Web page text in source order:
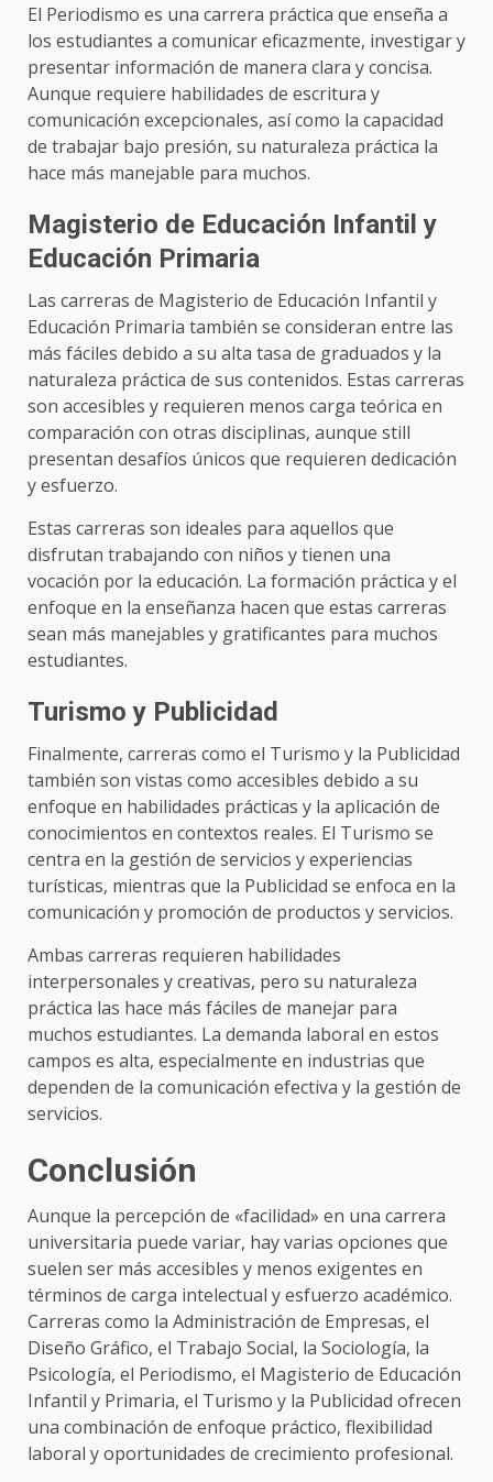
El Periodismo es una carrera práctica que enseña a
los estudiantes a comunicar eficazmente, investigar y
presentar información de manera clara y concisa.
Aunque requiere habilidades de escritura y
comunicación excepcionales, así como la capacidad
de trabajar bajo presión, su naturaleza práctica la
hace más manejable para muchos.
Magisterio de Educación Infantil y
Educación Primaria
Las carreras de Magisterio de Educación Infantil y
Educación Primaria también se consideran entre las
más fáciles debido a su alta tasa de graduados y la
naturaleza práctica de sus contenidos. Estas carreras
son accesibles y requieren menos carga teórica en
comparación con otras disciplinas, aunque still
presentan desafíos únicos que requieren dedicación
y esfuerzo.
Estas carreras son ideales para aquellos que
disfrutan trabajando con niños y tienen una
vocación por la educación. La formación práctica y el
enfoque en la enseñanza hacen que estas carreras
sean más manejables y gratificantes para muchos
estudiantes.
Turismo y Publicidad
Finalmente, carreras como el Turismo y la Publicidad
también son vistas como accesibles debido a su
enfoque en habilidades prácticas y la aplicación de
conocimientos en contextos reales. El Turismo se
centra en la gestión de servicios y experiencias
turísticas, mientras que la Publicidad se enfoca en la
comunicación y promoción de productos y servicios.
Ambas carreras requieren habilidades
interpersonales y creativas, pero su naturaleza
práctica las hace más fáciles de manejar para
muchos estudiantes. La demanda laboral en estos
campos es alta, especialmente en industrias que
dependen de la comunicación efectiva y la gestión de
servicios.
Conclusión
Aunque la percepción de «facilidad» en una carrera
universitaria puede variar, hay varias opciones que
suelen ser más accesibles y menos exigentes en
términos de carga intelectual y esfuerzo académico.
Carreras como la Administración de Empresas, el
Diseño Gráfico, el Trabajo Social, la Sociología, la
Psicología, el Periodismo, el Magisterio de Educación
Infantil y Primaria, el Turismo y la Publicidad ofrecen
una combinación de enfoque práctico, flexibilidad
laboral y oportunidades de crecimiento profesional.